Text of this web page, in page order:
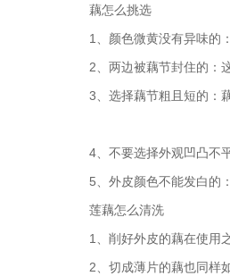
藕怎么挑选
1、颜色微黄没有异味的：
2、两边被藕节封住的：这
3、选择藕节粗且短的：藕
4、不要选择外观凹凸不平
5、外皮颜色不能发白的：
莲藕怎么清洗
1、削好外皮的藕在使用之
2、切成薄片的藕也同样如